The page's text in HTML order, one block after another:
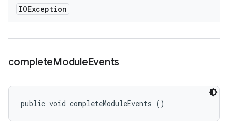
IOException
completeModuleEvents
public void completeModuleEvents ()